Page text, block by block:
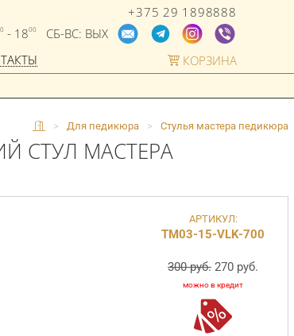
+375 29 1898888
- 1800
СБ-ВС: ВЫХ
КОРЗИНА
> Для педикюра > Стулья мастера педикюра
СТУЛ МАСТЕРА
АРТИКУЛ:
ТМ03-15-VLK-700
300 руб. 270 руб.